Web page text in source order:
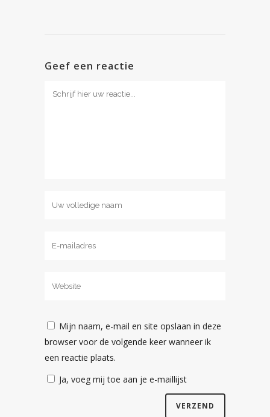
Geef een reactie
Mijn naam, e-mail en site opslaan in deze
browser voor de volgende keer wanneer ik
een reactie plaats.
Ja, voeg mij toe aan je e-maillijst